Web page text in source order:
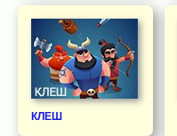
КЛЕШ